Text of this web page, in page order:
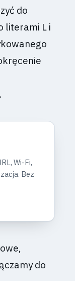
do
literami L i
Wi-Fi,
Bez
do